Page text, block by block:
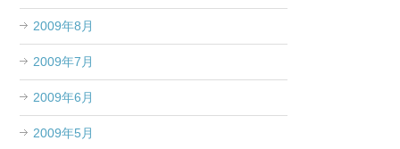
2009年8月
2009年7月
2009年6月
2009年5月